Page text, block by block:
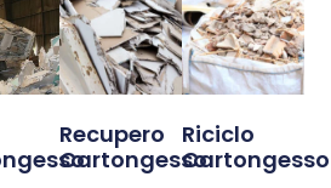
Recupero
Cartongesso
Riciclo
Cartongesso